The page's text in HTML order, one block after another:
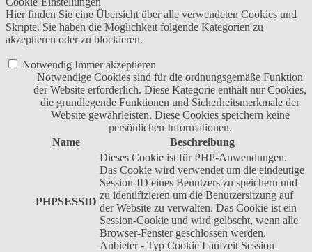
Hier finden Sie eine Übersicht über alle verwendeten Cookies und
Skripte. Sie haben die Möglichkeit folgende Kategorien zu
akzeptieren oder zu blockieren.
Notwendig Immer akzeptieren
Notwendige Cookies sind für die ordnungsgemäße Funktion
der Website erforderlich. Diese Kategorie enthält nur Cookies,
die grundlegende Funktionen und Sicherheitsmerkmale der
Website gewährleisten. Diese Cookies speichern keine
persönlichen Informationen.
Name
Beschreibung
PHPSESSID
Dieses Cookie ist für PHP-Anwendungen.
Das Cookie wird verwendet um die eindeutige
Session-ID eines Benutzers zu speichern und
zu identifizieren um die Benutzersitzung auf
der Website zu verwalten. Das Cookie ist ein
Session-Cookie und wird gelöscht, wenn alle
Browser-Fenster geschlossen werden.
Anbieter - Typ Cookie Laufzeit Session